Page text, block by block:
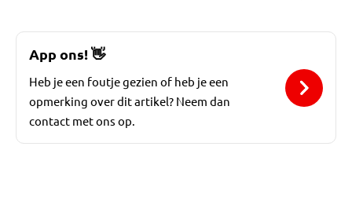
App ons!👋
Heb je een foutje gezien of heb je een
opmerking over dit artikel? Neem dan
contact met ons op.